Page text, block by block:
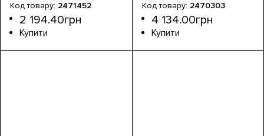
2471452
2 194.40грн
Обладнання: реле напруги
Номінальний струм, А: 16А
Тип: аналоговий
Програма: Umax і Umin
Серія: HRN
Монтаж: Din-рейка
2470303
4 134.00грн
Обладнання: реле напруги
Номінальний струм, А: 5А
Тип: цифровий
Серія: HRN
Монтаж: Din-рейка